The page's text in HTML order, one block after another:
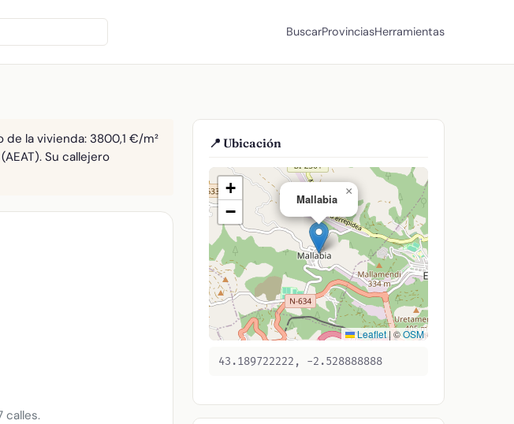
BuscarProvinciasHerramientas
de la vivienda: 3800,1 €/m²
Su callejero
calles.
📍 Ubicación
Mallabia
×
+
−
Leaflet |©OSM
43.189722222, -2.528888888